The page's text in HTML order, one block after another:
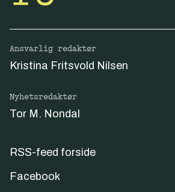
Ansvarlig redaktør
Kristina Fritsvold Nilsen
Nyhetsredaktør
Tor M. Nondal
RSS-feed forside
Facebook